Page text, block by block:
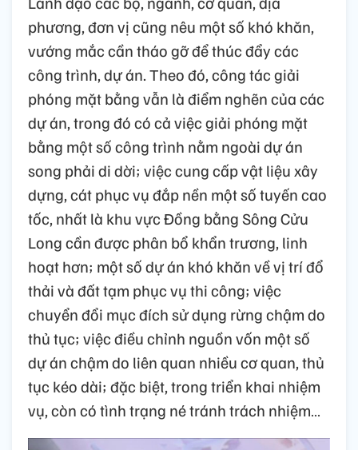
phương, đơn vị cũng nêu một số khó khăn,
vướng mắc cần tháo gỡ để thúc đẩy các
công trình, dự án. Theo đó, công tác giải
phóng mặt bằng vẫn là điểm nghẽn của các
dự án, trong đó có cả việc giải phóng mặt
bằng một số công trình nằm ngoài dự án
song phải di dời; việc cung cấp vật liệu xây
dựng, cát phục vụ đắp nền một số tuyến cao
tốc, nhất là khu vực Đồng bằng Sông Cửu
Long cần được phân bổ khẩn trương, linh
hoạt hơn; một số dự án khó khăn về vị trí đổ
thải và đất tạm phục vụ thi công; việc
chuyển đổi mục đích sử dụng rừng chậm do
thủ tục; việc điều chỉnh nguồn vốn một số
dự án chậm do liên quan nhiều cơ quan, thủ
tục kéo dài; đặc biệt, trong triển khai nhiệm
vụ, còn có tình trạng né tránh trách nhiệm…